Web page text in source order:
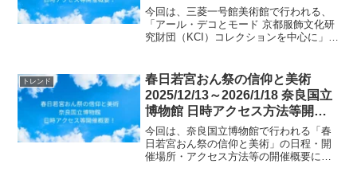
東京
今回は、三菱一号館美術館で行われる、
「アール・デコとモード 京都服飾文化研
究財団（KCI）コレクションを中心に」の
ール・デコ様式は、幾何学的で自由な女
性像を映すモー...
トレンド
春日若宮おん祭の信仰と美術
2025/12/13～2026/1/18 奈良国立
博物館 日時アクセス方法等開催
概要！
今回は、奈良国立博物館で行われる「春
日若宮おん祭の信仰と美術」の日程・開
催場所・アクセス方法等の開催概要につ